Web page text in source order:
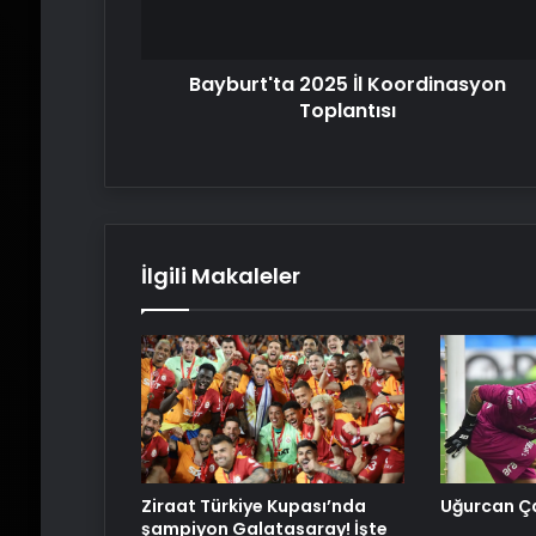
Bayburt'ta 2025 İl Koordinasyon
Toplantısı
İlgili Makaleler
Ziraat Türkiye Kupası’nda
şampiyon Galatasaray! İşte
Uğurcan